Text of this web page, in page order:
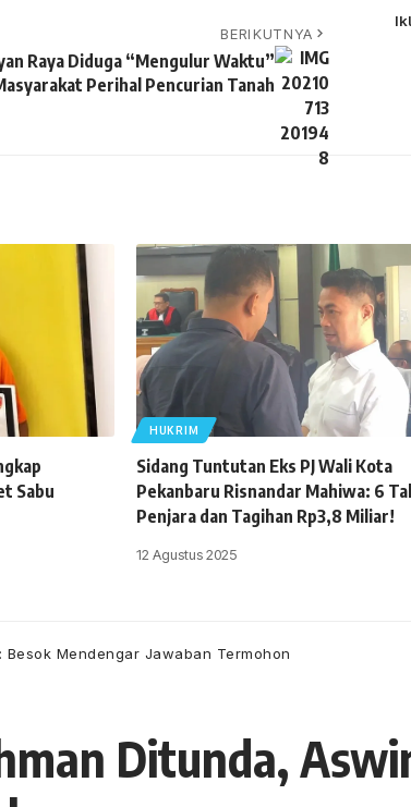
BERIKUTNYA
Raya Diduga “Mengulur Waktu”
Perihal Pencurian Tanah
Sabu
HUKRIM
Sidang Tuntutan Eks PJ Wali Kota
Pekanbaru Risnandar Mahiwa: 6
Penjara dan Tagihan Rp3,8 Miliar!
12 Agustus 2025
Mendengar Jawaban Termohon
Ditunda,